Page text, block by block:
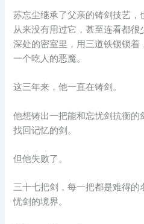
苏忘尘继承了父亲的铸剑技艺
从来没有用过它，甚至连看都很
深处的密室里，用三道铁锁锁着
一个吃人的恶魔。
这三年来，他一直在铸剑。
他想铸出一把能和忘忧剑抗衡
找回记忆的剑。
但他失败了。
三十七把剑，每一把都是难得
忧剑的境界。